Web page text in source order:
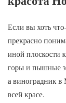
Если вы хоть
прекрасно
иной плоскости
горы и пышные
а виноградник в
всей красе.